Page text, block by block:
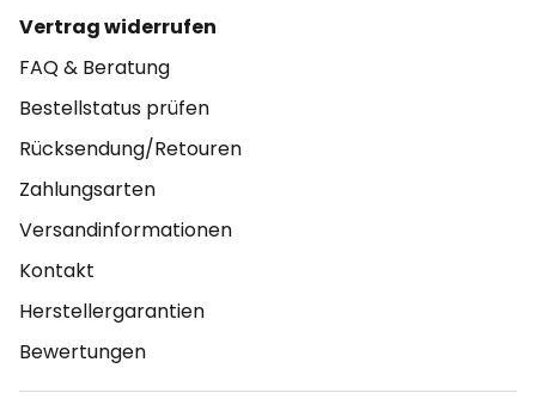
Vertrag widerrufen
FAQ & Beratung
Bestellstatus prüfen
Rücksendung/Retouren
Zahlungsarten
Versandinformationen
Kontakt
Herstellergarantien
Bewertungen